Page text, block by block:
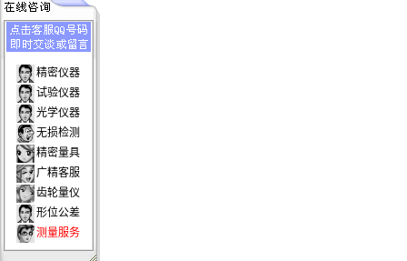
精密仪器
试验仪器
光学仪器
无损检测
精密量具
广精客服
齿轮量仪
形位公差
测量服务